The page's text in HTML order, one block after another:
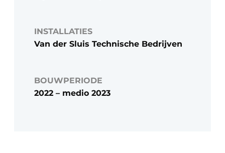
INSTALLATIES
Van der Sluis Technische Bedrijven
BOUWPERIODE
2022 – medio 2023